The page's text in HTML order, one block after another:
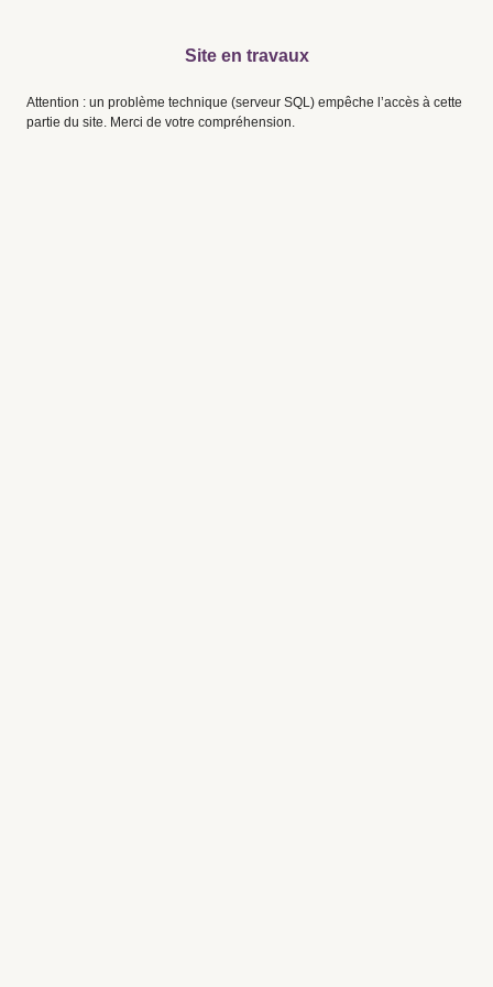
Site en travaux
Attention : un problème technique (serveur SQL) empêche l’accès à cette
partie du site. Merci de votre compréhension.